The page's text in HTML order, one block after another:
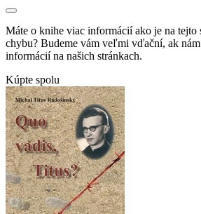
Máte o knihe viac informácií ako je na tejto
chybu? Budeme vám veľmi vďační, ak
informácií na našich stránkach.
Kúpte spolu